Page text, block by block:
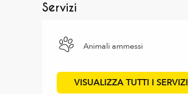
Servizi
Animali ammessi
VISUALIZZA TUTTI I SERVIZI